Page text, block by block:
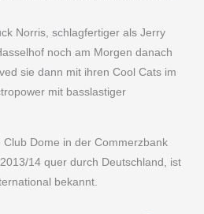
Norris, schlagfertiger als Jerry
noch am Morgen danach
sie dann mit ihren Cool Cats im
mit basslastiger
Club Dome in der Commerzbank
14 quer durch Deutschland, ist
bekannt.